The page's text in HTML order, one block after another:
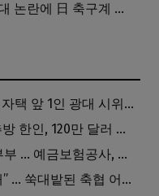
“우리 심판 이름 나왔다”… 성접대 논란에 日 축구계 발칵
[화제] “내 돈 갚아라” 김원석씨 자택 앞 1인 광대 시위 … 한인 투자사, “108만 달러 못받아”
위조여권으로 미국 재입국한 추방 한인, 120만 달러 은행 사기 행각
’10억 빚’ 안갚고 미국 온 한인 부부 … 예금보험공사, 미국서 소송
[충격] “외국인 심판들에 성접대” … 쑥대밭된 축협 어디까지 추락하나